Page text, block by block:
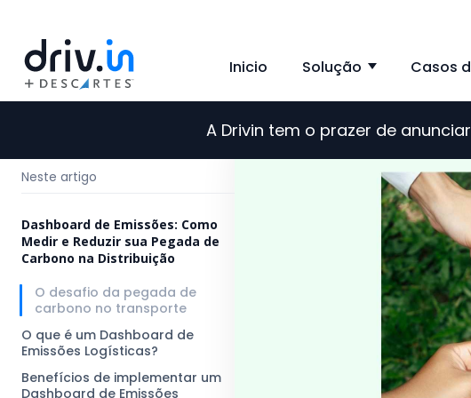
Inicio Solução ShowCasos
A Drivin tem o prazer de
Neste artigo
Dashboard de Emissões: Como
Medir e Reduzir sua Pegada de
Carbono na Distribuição
O desafio da pegada de
carbono no transporte
O que é um Dashboard de
Emissões Logísticas?
Benefícios de implementar um
Dashboard de Emissões